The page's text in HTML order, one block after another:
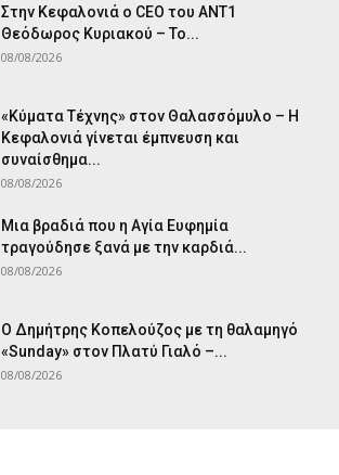
Στην Κεφαλονιά ο CEO του ANT1
Θεόδωρος Κυριακού – Το...
08/08/2026
«Κύματα Τέχνης» στον Θαλασσόμυλο – Η
Κεφαλονιά γίνεται έμπνευση και
συναίσθημα...
08/08/2026
Μια βραδιά που η Αγία Ευφημία
τραγούδησε ξανά με την καρδιά...
08/08/2026
Ο Δημήτρης Κοπελούζος με τη θαλαμηγό
«Sunday» στον Πλατύ Γιαλό –...
08/08/2026